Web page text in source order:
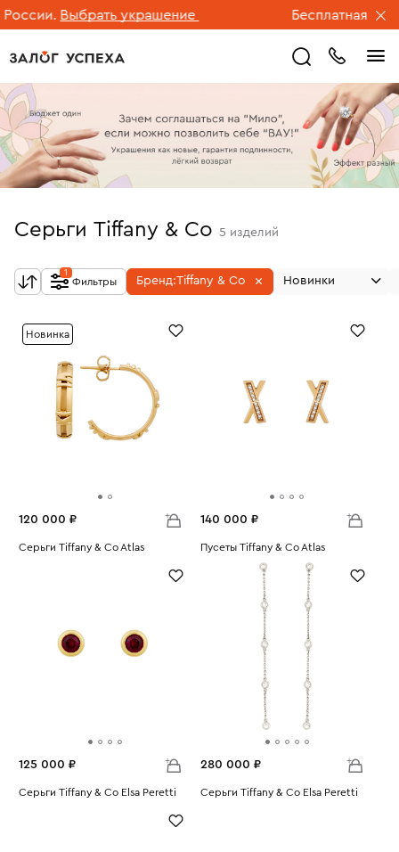
Выбрать украшение Бесплатная
Серьги Tiffany & Co 5 изделий
Фильтры
1
Бренд:Tiffany & Co Новинки
Новинка
120 000 ₽
Серьги Tiffany & Co Atlas
140 000 ₽
Пусеты Tiffany & Co Atlas
125 000 ₽
Серьги Tiffany & Co Elsa Peretti
280 000 ₽
Серьги Tiffany & Co Elsa Peretti